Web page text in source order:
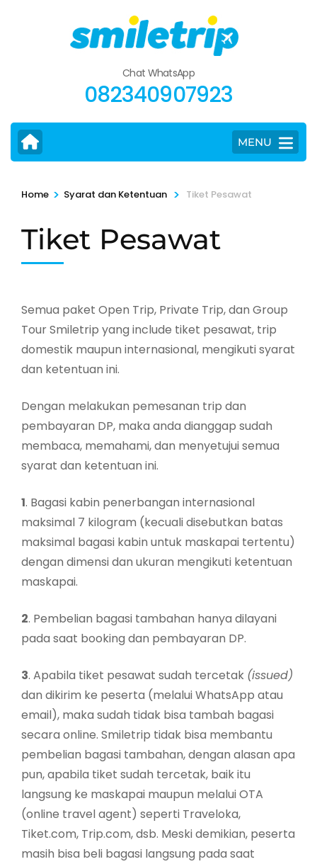
Chat WhatsApp
082340907923
MENU
Home > Syarat dan Ketentuan > Tiket Pesawat
Tiket Pesawat
Semua paket Open Trip, Private Trip, dan Group
Tour Smiletrip yang include tiket pesawat, trip
domestik maupun internasional, mengikuti syarat
dan ketentuan ini.
Dengan melakukan pemesanan trip dan
pembayaran DP, maka anda dianggap sudah
membaca, memahami, dan menyetujui semua
syarat dan ketentuan ini.
1. Bagasi kabin penerbangan internasional
maksimal 7 kilogram (kecuali disebutkan batas
maksimal bagasi kabin untuk maskapai tertentu)
dengan dimensi dan ukuran mengikuti ketentuan
maskapai.
2. Pembelian bagasi tambahan hanya dilayani
pada saat booking dan pembayaran DP.
3. Apabila tiket pesawat sudah tercetak (issued)
dan dikirim ke peserta (melalui WhatsApp atau
email), maka sudah tidak bisa tambah bagasi
secara online. Smiletrip tidak bisa membantu
pembelian bagasi tambahan, dengan alasan apa
pun, apabila tiket sudah tercetak, baik itu
langsung ke maskapai maupun melalui OTA
(online travel agent) seperti Traveloka,
Tiket.com, Trip.com, dsb. Meski demikian, peserta
masih bisa beli bagasi langsung pada saat